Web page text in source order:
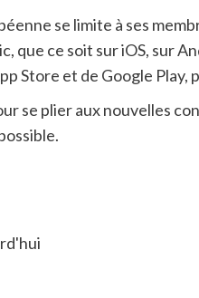
se limite à ses
que ce soit sur iOS, sur
Store et de Google Play,
se plier aux nouvelles